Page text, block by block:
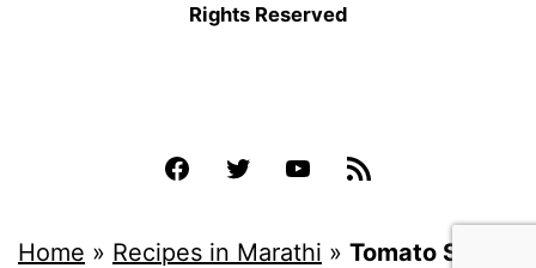
Rights Reserved
FacebookTwitter YouTube
Home » Recipes in Marathi » Tomato Soup